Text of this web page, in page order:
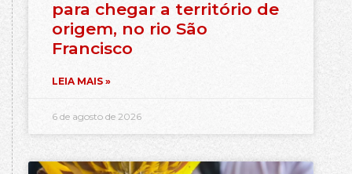
para chegar a território de
origem, no rio São
Francisco
LEIA MAIS »
6 de agosto de 2026